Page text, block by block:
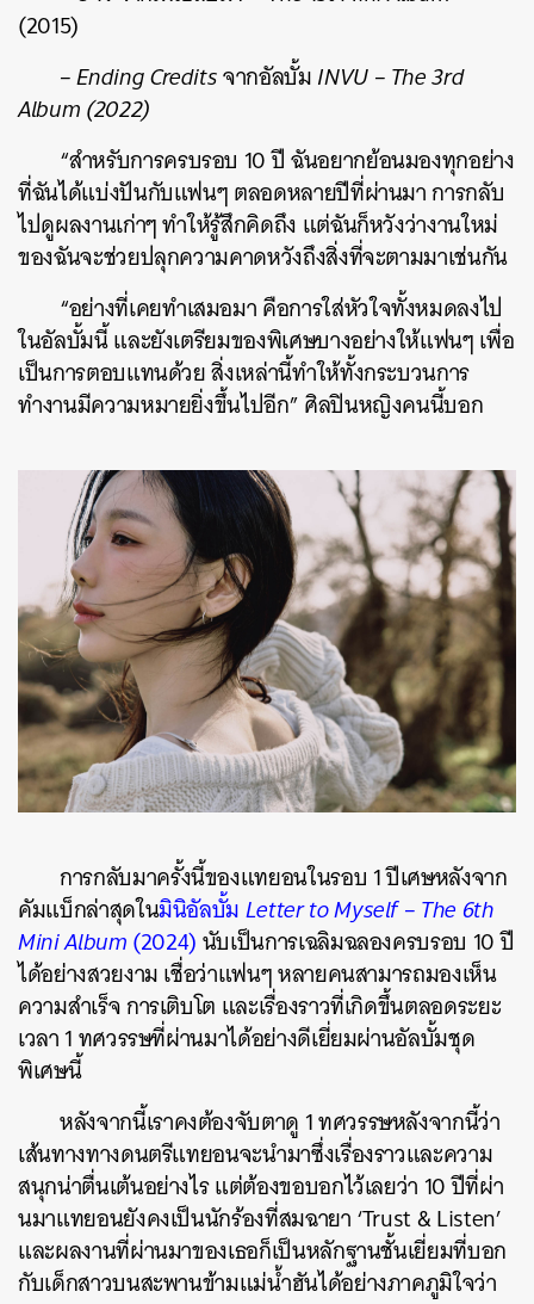
(2015)
– Ending Creditsจากอัลบั้มINVU – The 3rd
Album (2022)
“สำหรับการครบรอบ 10 ปี ฉันอยากย้อนมองทุกอย่าง
ที่ฉันได้แบ่งปันกับแฟนๆ ตลอดหลายปีที่ผ่านมา การกลับ
ไปดูผลงานเก่าๆ ทำให้รู้สึกคิดถึง แต่ฉันก็หวังว่างานใหม่
ของฉันจะช่วยปลุกความคาดหวังถึงสิ่งที่จะตามมาเช่นกัน
“อย่างที่เคยทำเสมอมา คือการใส่หัวใจทั้งหมดลงไป
ในอัลบั้มนี้ และยังเตรียมของพิเศษบางอย่างให้แฟนๆ เพื่อ
เป็นการตอบแทนด้วย สิ่งเหล่านี้ทำให้ทั้งกระบวนการ
ทำงานมีความหมายยิ่งขึ้นไปอีก” ศิลปินหญิงคนนี้บอก
การกลับมาครั้งนี้ของแทยอนในรอบ 1 ปีเศษหลังจาก
คัมแบ็กล่าสุดในมินิอัลบั้มLetter to Myself – The 6th
Mini Album(2024)นับเป็นการเฉลิมฉลองครบรอบ 10 ปี
ได้อย่างสวยงาม เชื่อว่าแฟนๆ หลายคนสามารถมองเห็น
ความสำเร็จ การเติบโต และเรื่องราวที่เกิดขึ้นตลอดระยะ
เวลา 1 ทศวรรษที่ผ่านมาได้อย่างดีเยี่ยมผ่านอัลบั้มชุด
พิเศษนี้
หลังจากนี้เราคงต้องจับตาดู 1 ทศวรรษหลังจากนี้ว่า
เส้นทางทางดนตรีแทยอนจะนำมาซึ่งเรื่องราวและความ
สนุกน่าตื่นเต้นอย่างไร แต่ต้องขอบอกไว้เลยว่า 10 ปีที่ผ่า
นมาแทยอนยังคงเป็นนักร้องที่สมฉายา ‘Trust & Listen’
และผลงานที่ผ่านมาของเธอก็เป็นหลักฐานชั้นเยี่ยมที่บอก
กับเด็กสาวบนสะพานข้ามแม่น้ำฮันได้อย่างภาคภูมิใจว่า